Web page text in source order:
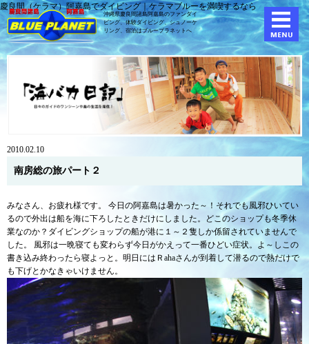
慶良間（ケラマ）阿嘉島でダイビング｜ケラマブルーを満喫するなら
沖縄県慶良間諸島阿嘉島のファンダイ
ビング、体験ダイビング、シュノーケ
リング、宿泊はブループラネットへ
2010.02.10
南房総の旅パート２
みなさん、お疲れ様です。 今日の阿嘉島は暑かった～！それでも風邪ひいてい
るので外出は船を海に下ろしたときだけにしました。どこのショップも冬季休
業なのか？ダイビングショップの船が港に１～２隻しか係留されていませんで
した。 風邪は一晩寝ても変わらず今日がかえって一番ひどい症状。よ～しこの
書き込み終わったら寝よっと。明日にはＲahaさんが到着して潜るので熱だけで
も下げとかなきゃいけません。